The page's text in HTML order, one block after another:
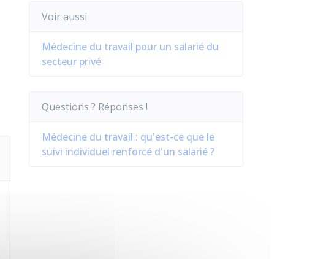
Voir aussi
Médecine du travail pour un salarié du
secteur privé
Questions ? Réponses !
Médecine du travail : qu'est-ce que le
suivi individuel renforcé d'un salarié ?